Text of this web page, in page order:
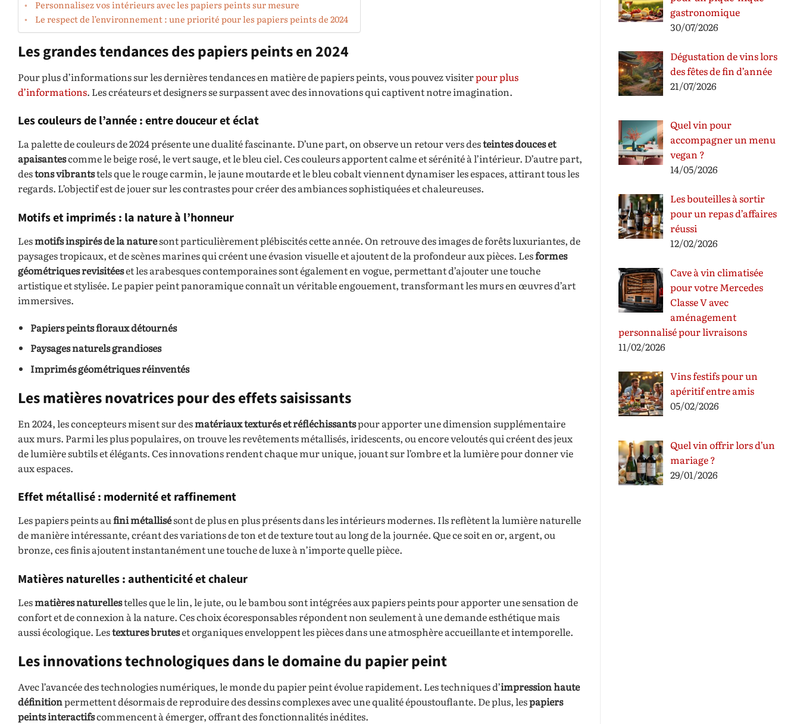
Personnalisez vos intérieurs avec les papiers peints sur mesure
Le respect de l’environnement : une priorité pour les papiers peints de 2024
Les grandes tendances des papiers peints en 2024
Pour plus d’informations sur les dernières tendances en matière de papiers peints, vous pouvez visiterpour plus
d’informations. Les créateurs et designers se surpassent avec des innovations qui captivent notre imagination.
Les couleurs de l’année : entre douceur et éclat
La palette de couleurs de 2024 présente une dualité fascinante. D’une part, on observe un retour vers desteintes douces et
apaisantescomme le beige rosé, le vert sauge, et le bleu ciel. Ces couleurs apportent calme et sérénité à l’intérieur. D’autre part,
destons vibrantstels que le rouge carmin, le jaune moutarde et le bleu cobalt viennent dynamiser les espaces, attirant tous les
regards. L’objectif est de jouer sur les contrastes pour créer des ambiances sophistiquées et chaleureuses.
Motifs et imprimés : la nature à l’honneur
Lesmotifs inspirés de la naturesont particulièrement plébiscités cette année. On retrouve des images de forêts luxuriantes, de
paysages tropicaux, et de scènes marines qui créent une évasion visuelle et ajoutent de la profondeur aux pièces. Lesformes
géométriques revisitéeset les arabesques contemporaines sont également en vogue, permettant d’ajouter une touche
artistique et stylisée. Le papier peint panoramique connaît un véritable engouement, transformant les murs en œuvres d’art
immersives.
Papiers peints floraux détournés
Paysages naturels grandioses
Imprimés géométriques réinventés
Les matières novatrices pour des effets saisissants
En 2024, les concepteurs misent sur desmatériaux texturés et réfléchissantspour apporter une dimension supplémentaire
aux murs. Parmi les plus populaires, on trouve les revêtements métallisés, iridescents, ou encore veloutés qui créent des jeux
de lumière subtils et élégants. Ces innovations rendent chaque mur unique, jouant sur l’ombre et la lumière pour donner vie
aux espaces.
Effet métallisé : modernité et raffinement
Les papiers peints aufini métallisésont de plus en plus présents dans les intérieurs modernes. Ils reflètent la lumière naturelle
de manière intéressante, créant des variations de ton et de texture tout au long de la journée. Que ce soit en or, argent, ou
bronze, ces finis ajoutent instantanément une touche de luxe à n’importe quelle pièce.
Matières naturelles : authenticité et chaleur
Lesmatières naturellestelles que le lin, le jute, ou le bambou sont intégrées aux papiers peints pour apporter une sensation de
confort et de connexion à la nature. Ces choix écoresponsables répondent non seulement à une demande esthétique mais
aussi écologique. Lestextures bruteset organiques enveloppent les pièces dans une atmosphère accueillante et intemporelle.
Les innovations technologiques dans le domaine du papier peint
Avec l’avancée des technologies numériques, le monde du papier peint évolue rapidement. Les techniques d’impression haute
définitionpermettent désormais de reproduire des dessins complexes avec une qualité époustouflante. De plus, lespapiers
peints interactifscommencent à émerger, offrant des fonctionnalités inédites.
gastronomique
30/07/2026
Dégustation de vins lors
des fêtes de fin d’année
21/07/2026
Quel vin pour
accompagner un menu
vegan ?
14/05/2026
Les bouteilles à sortir
pour un repas d’affaires
réussi
12/02/2026
Cave à vin climatisée
pour votre Mercedes
Classe V avec
aménagement
personnalisé pour livraisons
11/02/2026
Vins festifs pour un
apéritif entre amis
05/02/2026
Quel vin offrir lors d’un
mariage ?
29/01/2026